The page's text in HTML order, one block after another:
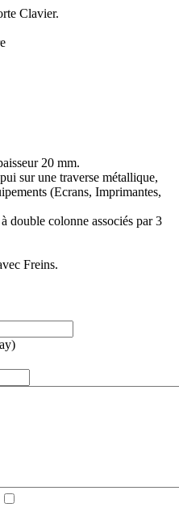
Clavier.
20 mm.
sur une traverse métallique,
(Ecrans, Imprimantes,
double colonne associés par 3
Freins.